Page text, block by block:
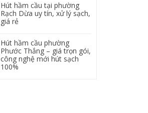
Hút hầm cầu tại phường
Rạch Dừa uy tín, xử lý sạch,
giá rẻ
Hút hầm cầu phường
Phước Thắng – giá trọn gói,
công nghệ mới hút sạch
100%